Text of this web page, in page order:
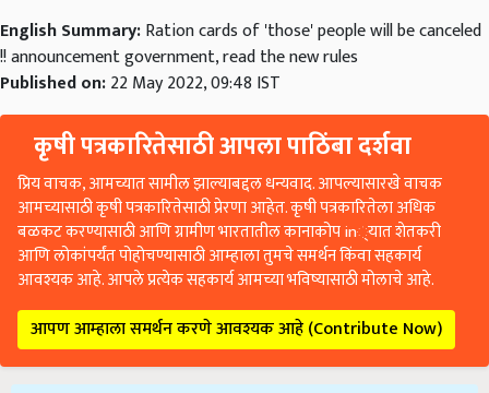
English Summary:Ration cards of 'those' people will be canceled
!! announcement government, read the new rules
Published on:22 May 2022, 09:48 IST
कृषी पत्रकारितेसाठी आपला पाठिंबा दर्शवा
प्रिय वाचक, आमच्यात सामील झाल्याबद्दल धन्यवाद. आपल्यासारखे वाचक
आमच्यासाठी कृषी पत्रकारितेसाठी प्रेरणा आहेत. कृषी पत्रकारितेला अधिक
बळकट करण्यासाठी आणि ग्रामीण भारतातील कानाकोप in्यात शेतकरी
आणि लोकांपर्यंत पोहोचण्यासाठी आम्हाला तुमचे समर्थन किंवा सहकार्य
आवश्यक आहे. आपले प्रत्येक सहकार्य आमच्या भविष्यासाठी मोलाचे आहे.
आपण आम्हाला समर्थन करणे आवश्यक आहे (Contribute Now)